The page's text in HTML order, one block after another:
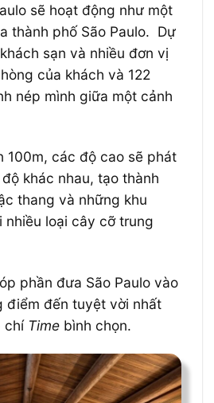
sẽ hoạt động như một
thành phố São Paulo. Dự
sạn và nhiều đơn vị
của khách và 122
nép mình giữa một cảnh
100m, các độ cao sẽ phát
khác nhau, tạo thành
thang và những khu
nhiều loại cây cỡ trung
phần đưa São Paulo vào
điểm đến tuyệt vời nhất
chí Timebình chọn.